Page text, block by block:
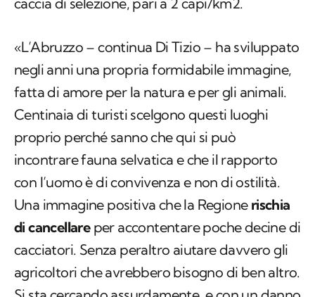
«L’Abruzzo – continua Di Tizio – ha sviluppato
negli anni una propria formidabile immagine,
fatta di amore per la natura e per gli animali.
Centinaia di turisti scelgono questi luoghi
proprio perché sanno che qui si può
incontrare fauna selvatica e che il rapporto
con l’uomo è di convivenza e non di ostilità.
Una immagine positiva che la Regione rischia
di cancellareper accontentare poche decine di
cacciatori. Senza peraltro aiutare davvero gli
agricoltori che avrebbero bisogno di ben altro.